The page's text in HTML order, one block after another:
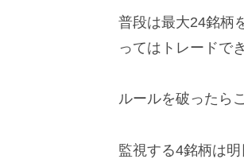
普段は最大24銘柄
ってはトレードで
ルールを破ったら
監視する4銘柄は